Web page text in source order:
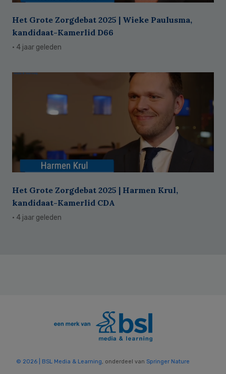
Het Grote Zorgdebat 2025 | Wieke Paulusma,
kandidaat-Kamerlid D66
· 4 jaar geleden
Het Grote Zorgdebat 2025 | Harmen Krul,
kandidaat-Kamerlid CDA
· 4 jaar geleden
© 2026 | BSL Media & Learning, onderdeel van Springer Nature